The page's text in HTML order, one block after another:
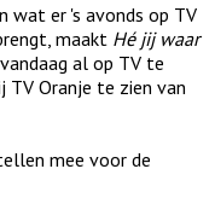
wat er 's avonds op TV
maakt Hé jij waar
al op TV te
TV Oranje te zien van
mee voor de